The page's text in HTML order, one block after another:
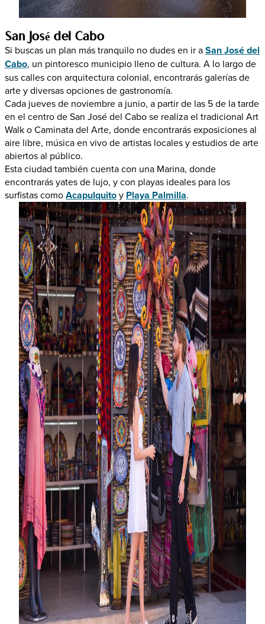
San José del Cabo
Si buscas un plan más tranquilo no dudes en ir aSan José del
Cabo, un pintoresco municipio lleno de cultura. A lo largo de
sus calles con arquitectura colonial, encontrarás galerías de
arte y diversas opciones de gastronomía.
Cada jueves de noviembre a junio, a partir de las 5 de la tarde
en el centro de San José del Cabo se realiza el tradicional Art
Walk o Caminata del Arte, donde encontrarás exposiciones al
aire libre, música en vivo de artistas locales y estudios de arte
abiertos al público.
Esta ciudad también cuenta con una Marina, donde
encontrarás yates de lujo, y con playas ideales para los
surfistas comoAcapulquitoy Playa Palmilla.